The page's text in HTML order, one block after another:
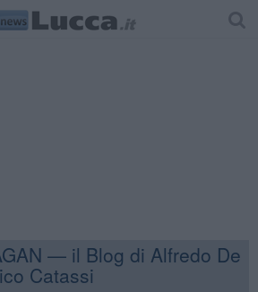
— il Blog di Alfredo De
Catassi